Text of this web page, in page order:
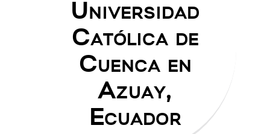
Universidad
Católica de
Cuenca en
Azuay,
Ecuador